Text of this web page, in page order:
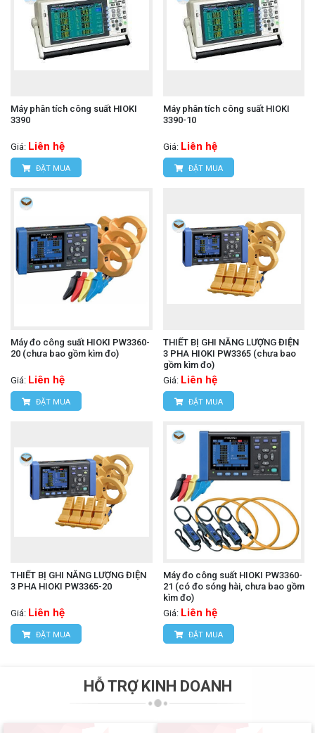
Máy phân tích công suất HIOKI
3390
Giá: Liên hệ
ĐẶT MUA
Máy phân tích công suất HIOKI
3390-10
Giá: Liên hệ
ĐẶT MUA
Máy đo công suất HIOKI PW3360-
20 (chưa bao gồm kìm đo)
Giá: Liên hệ
ĐẶT MUA
THIẾT BỊ GHI NĂNG LƯỢNG ĐIỆN
3 PHA HIOKI PW3365 (chưa bao
gồm kìm đo)
Giá: Liên hệ
ĐẶT MUA
THIẾT BỊ GHI NĂNG LƯỢNG ĐIỆN
3 PHA HIOKI PW3365-20
Giá: Liên hệ
ĐẶT MUA
Máy đo công suất HIOKI PW3360-
21 (có đo sóng hài, chưa bao gồm
kìm đo)
Giá: Liên hệ
ĐẶT MUA
HỖ TRỢ KINH DOANH